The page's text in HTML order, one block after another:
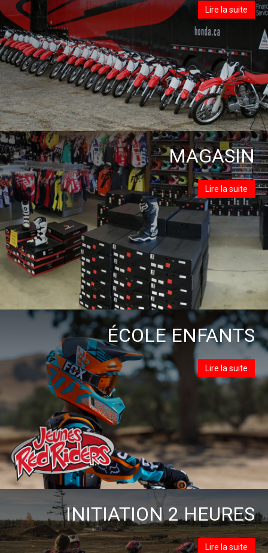
Lire la suite
MAGASIN
Lire la suite
ÉCOLE ENFANTS
Lire la suite
INITIATION 2 HEURES
Lire la suite